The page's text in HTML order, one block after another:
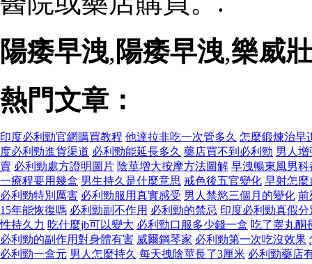
陽痿早洩, 陽痿早洩,樂威壯
熱門文章：
印度必利勁官網購買教程 他達拉非吃一次管多久 怎麼鍛煉治早
度必利勁進貨渠道 必利勁能延長多久 藥店買不到必利勁 男人
賣 必利勁處方證明圖片 陰莖增大按摩方法圖解 早洩暢東風男科
一療程要用幾盒 男生持久是什麼意思 戒色後五官變化 早射怎麼
必利勁特別厲害 必利勁服用真實感受 男人禁慾三個月的變化 前
15年能恢復嗎 必利勁副不作用 必利勁的禁忌 印度必利勁真假分
性持久力 吃什麼jb可以變大 必利勁口服多少錢一盒 吃了睾丸酮
必利勁的副作用對身體有害 威爾鋼琴家 必利勁第一次吃沒效果
必利勁一盒元 男人怎麼持久 每天拽陰莖長了3厘米 必利勁藥店